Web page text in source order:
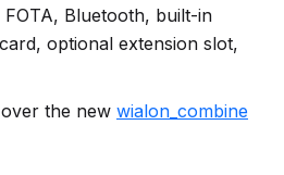
Bluetooth, built-in
optional extension slot,
the new wialon_combine